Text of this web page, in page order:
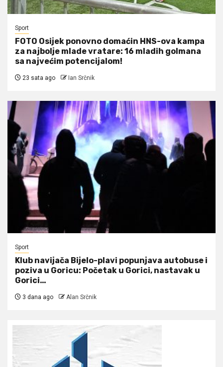
Sport
FOTO Osijek ponovno domaćin HNS-ova kampa
za najbolje mlade vratare: 16 mladih golmana
sa najvećim potencijalom!
23 sata ago Ian Srčnik
Sport
Klub navijača Bijelo-plavi popunjava autobuse i
poziva u Goricu: Početak u Gorici, nastavak u
Gorici…
3 dana ago Alan Srčnik